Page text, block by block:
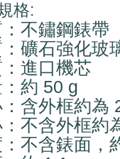
格:
不鏽鋼錶帶
礦石強化玻
進口機芯
約 50 g
含外框約為
不含外框約
不含錶面，